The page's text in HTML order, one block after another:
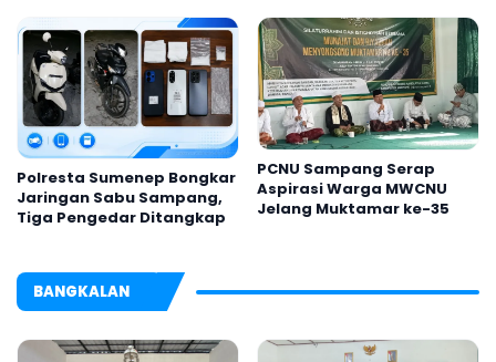
Polresta Sumenep Bongkar
Jaringan Sabu Sampang,
Tiga Pengedar Ditangkap
PCNU Sampang Serap
Aspirasi Warga MWCNU
Jelang Muktamar ke-35
BANGKALAN